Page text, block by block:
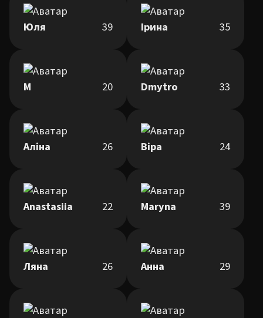
Юля 39 Ірина 35
М 20 Dmytro 33
Аліна 26 Віра 24
Anastasiia 22 Maryna 39
Ляна 26 Анна 29